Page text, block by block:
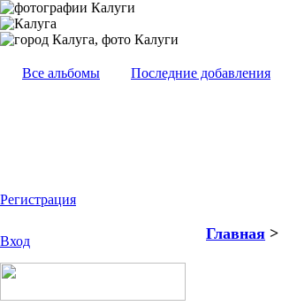
Все альбомы Последние добавления
Регистрация
Вход Главная >